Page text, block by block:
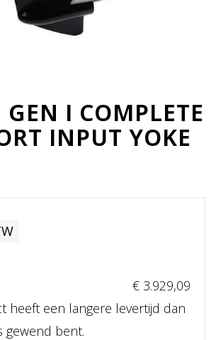
I COMPLETE
INPUT YOKE
€ 3.929,09
heeft een langere levertijd dan
gewend bent.